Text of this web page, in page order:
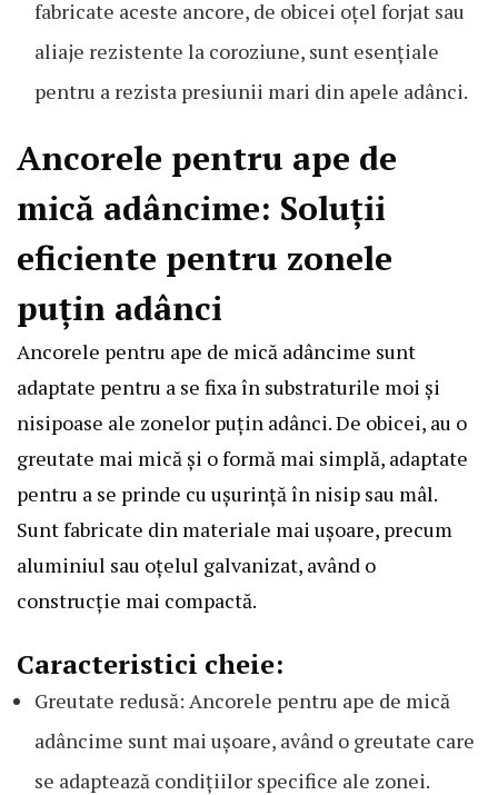
fabricate aceste ancore, de obicei oțel forjat sau
aliaje rezistente la coroziune, sunt esențiale
pentru a rezista presiunii mari din apele adânci.
Ancorele pentru ape de
mică adâncime: Soluții
eficiente pentru zonele
puțin adânci
Ancorele pentru ape de mică adâncime sunt
adaptate pentru a se fixa în substraturile moi și
nisipoase ale zonelor puțin adânci. De obicei, au o
greutate mai mică și o formă mai simplă, adaptate
pentru a se prinde cu ușurință în nisip sau mâl.
Sunt fabricate din materiale mai ușoare, precum
aluminiul sau oțelul galvanizat, având o
construcție mai compactă.
Caracteristici cheie:
Greutate redusă: Ancorele pentru ape de mică
adâncime sunt mai ușoare, având o greutate care
se adaptează condițiilor specifice ale zonei.